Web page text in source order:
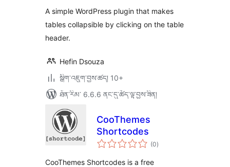
ཚང་།
A simple WordPress plugin that makes
tables collapsible by clicking on the table
header.
Hefin Dsouza
སྒྲིག་འཇུག་བྱས་ཚད། 10+
ཐོན་རིམ་ 6.6.6 ནང་དུ་ཚོད་ལྟ་བྱས་ཟིན།
CooThemes
Shortcodes
(0གདེང་
འཇོག་
)
CooThemes Shortcodes is a free